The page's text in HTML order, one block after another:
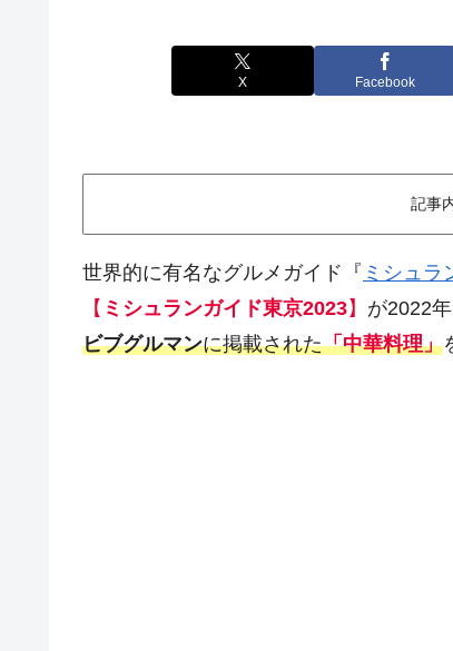
X Facebook
記事
世界的に有名なグルメガイド『 ミシュラ
【 ミシュランガイド東京2023】 が2022
ビブグルマンに掲載された「中華料理」